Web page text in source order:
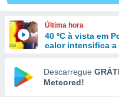
das
e
forma
digital
Última hora
40 ºC à vista em
calor intensifica a
Descarregue
Meteored!